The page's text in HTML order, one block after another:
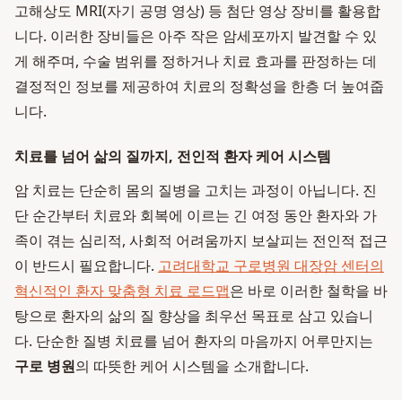
고해상도 MRI(자기 공명 영상) 등 첨단 영상 장비를 활용합
니다. 이러한 장비들은 아주 작은 암세포까지 발견할 수 있
게 해주며, 수술 범위를 정하거나 치료 효과를 판정하는 데
결정적인 정보를 제공하여 치료의 정확성을 한층 더 높여줍
니다.
치료를 넘어 삶의 질까지, 전인적 환자 케어 시스템
암 치료는 단순히 몸의 질병을 고치는 과정이 아닙니다. 진
단 순간부터 치료와 회복에 이르는 긴 여정 동안 환자와 가
족이 겪는 심리적, 사회적 어려움까지 보살피는 전인적 접근
이 반드시 필요합니다. 고려대학교 구로병원 대장암 센터의
혁신적인 환자 맞춤형 치료 로드맵은 바로 이러한 철학을 바
탕으로 환자의 삶의 질 향상을 최우선 목표로 삼고 있습니
다. 단순한 질병 치료를 넘어 환자의 마음까지 어루만지는
구로 병원의 따뜻한 케어 시스템을 소개합니다.